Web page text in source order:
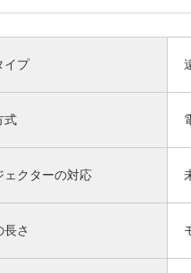
イプ
式
ェクターの対応
長さ